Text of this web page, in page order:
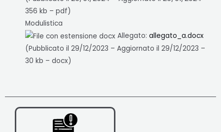
356 kb – pdf)
Modulistica
Allegato:allegato_a.docx
(Pubblicato il 29/12/2023 – Aggiornato il 29/12/2023 –
30 kb – docx)